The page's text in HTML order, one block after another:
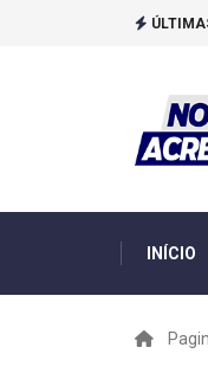
INÍCIO